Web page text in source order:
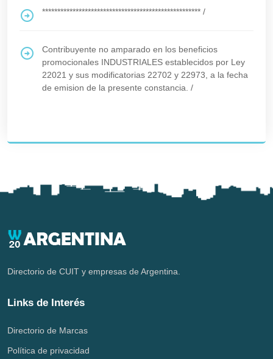
**************************************************** /
Contribuyente no amparado en los beneficios
promocionales INDUSTRIALES establecidos por Ley
22021 y sus modificatorias 22702 y 22973, a la fecha
de emision de la presente constancia. /
Directorio de CUIT y empresas de Argentina.
Links de Interés
Directorio de Marcas
Política de privacidad